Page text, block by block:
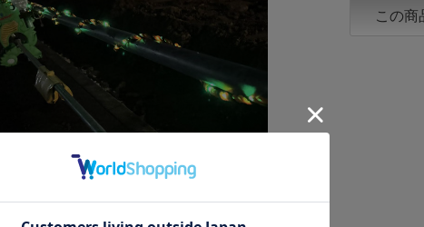
この商